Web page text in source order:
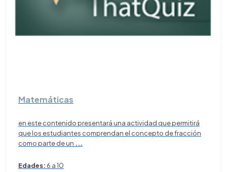
Matemáticas
en este contenido presentará una actividad que permitirá
que los estudiantes comprendan el concepto de fracción
como parte de un ...
Edades: 6 a 10